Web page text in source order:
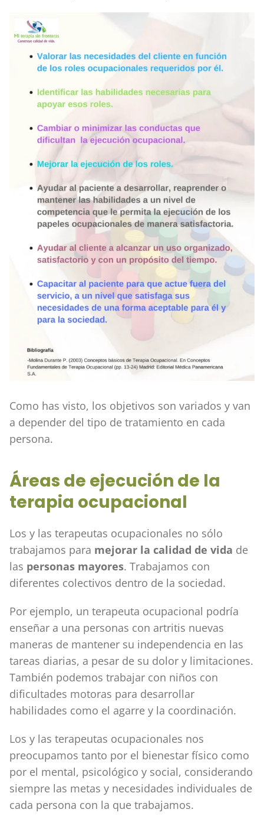
Como has visto, los objetivos son variados y van
a depender del tipo de tratamiento en cada
persona.
Áreas de ejecución de la
terapia ocupacional
Los y las terapeutas ocupacionales no sólo
trabajamos para mejorar la calidad de vida de
las personas mayores. Trabajamos con
diferentes colectivos dentro de la sociedad.
Por ejemplo, un terapeuta ocupacional podría
enseñar a una personas con artritis nuevas
maneras de mantener su independencia en las
tareas diarias, a pesar de su dolor y limitaciones.
También podemos trabajar con niños con
dificultades motoras para desarrollar
habilidades como el agarre y la coordinación.
Los y las terapeutas ocupacionales nos
preocupamos tanto por el bienestar físico como
por el mental, psicológico y social, considerando
siempre las metas y necesidades individuales de
cada persona con la que trabajamos.